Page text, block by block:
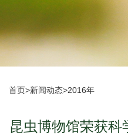
首页>新闻动态>2016年
昆虫博物馆荣获科